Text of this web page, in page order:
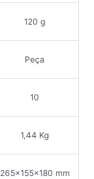
120 g
Peça
10
1,44 Kg
265x155x180 mm